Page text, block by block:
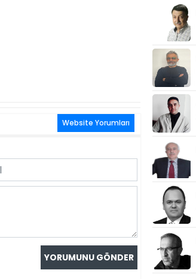
Website Yorumları